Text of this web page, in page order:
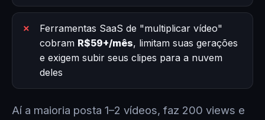
Ferramentas SaaS de "multiplicar vídeo"
cobram R$59+/mês, limitam suas gerações
e exigem subir seus clipes para a nuvem
deles
Aí a maioria posta 1–2 vídeos, faz 200 views e